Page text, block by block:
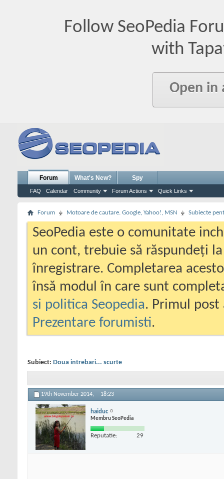
Follow SeoPedia
with
Open in
Forum
FAQ Calendar Community Forum Actions Quick Links
What's New? Spy
Forum Motoare de cautare. Google, Yahoo!, MSN Subiecte
SeoPedia este o comunitate
un cont, trebuie să răspundeți
înregistrare. Completarea
însă modul în care sunt
si politica Seopedia. Primul
Prezentare forumisti.
Subiect: Doua intrebari... scurte
19th November 2014, 18:23
haiduc
Membru SeoPedia
Reputatie: 29